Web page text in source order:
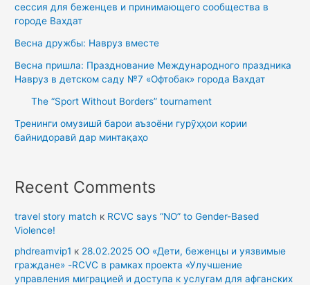
сессия для беженцев и принимающего сообщества в
городе Вахдат
Весна дружбы: Навруз вместе
Весна пришла: Празднование Международного праздника
Навруз в детском саду №7 «Офтобак» города Вахдат
The “Sport Without Borders” tournament
Тренинги омузишӣ барои аъзоёни гурӯҳҳои кории
байнидоравӣ дар минтақаҳо
Recent Comments
travel story match к RCVC says “NO” to Gender-Based
Violence!
phdreamvip1 к 28.02.2025 ОО «Дети, беженцы и уязвимые
граждане» -RCVC в рамках проекта «Улучшение
управления миграцией и доступа к услугам для афганских